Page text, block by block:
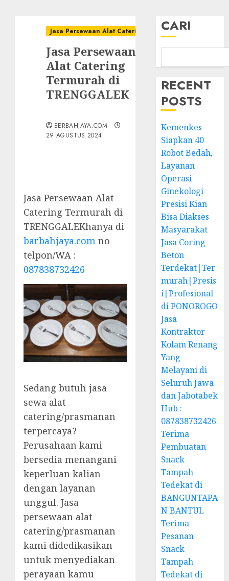
Jasa Persewaan Alat Catering
Jasa Persewaan
Alat Catering
Termurah di
TRENGGALEK
BERBAHJAYA.COM
29 AGUSTUS 2024
Jasa Persewaan Alat
Catering Termurah di
TRENGGALEKhanya di
barbahjaya.com no
telpon/WA :
087838732426
Sedang butuh jasa
sewa alat
catering/prasmanan
terpercaya?
Perusahaan kami
bersedia menangani
keperluan kalian
dengan layanan
unggul. Jasa
persewaan alat
catering/prasmanan
kami didedikasikan
untuk menyediakan
perayaan kamu
CARI
RECENT
POSTS
Kemenkes
Siapkan 40
Robot Bedah,
Layanan
Operasi
Ginekologi
Presisi Kian
Bisa Diakses
Masyarakat
Jasa Coring
Beton
Terdekat|Ter
murah|Presis
i|Profesional
di PONOROGO
Jasa
Kontraktor
Kolam Renang
Yang
Melayani di
Seluruh Jawa
dan Jabotabek
Hub :
087838732426
Terima
Pembuatan
Snack
Tampah
Tedekat di
BANGUNTAPA
N BANTUL
Terima
Pesanan
Snack
Tampah
Tedekat di